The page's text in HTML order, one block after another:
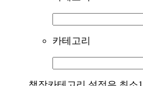
카테고리